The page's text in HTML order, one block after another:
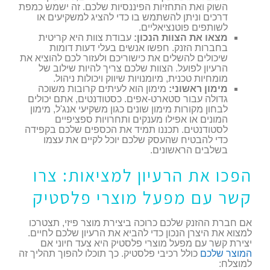
השוק ואת התחזיות הפיננסיות שלכם. זה ישמש כמפת
דרכים וניתן להשתמש בו כדי להציג למשקיעים או
לשותפים פוטנציאליים.
מצאו את הצוות הנכון: עבודת צוות היא קריטית
בחברות הזנק. חפשו אנשים בעלי דעות דומות
שיכולים להשלים את כישוריכם ולעזור לכם להוציא את
הרעיון לפועל. הצוות שלכם צריך להיות שילוב של
מומחיות טכנית, מיומנויות שיווק ויכולות ניהול.
מימון ראשוני: מימון הוא לעיתים קרובות משוכה
גדולה עבור סטארט-אפים. כסטודנטים, אתם יכולים
לבחון מקורות מימון שונים כגון משקיעי אנג'ל, מימון
המונים או אפילו מענקים ותחרויות ספציפיים
לסטודנטים. תכננו תמיד את הכספים שלכם בקפידה
כדי להבטיח שהעסק שלכם יוכל לקיים את עצמו
בשלבים הראשונים.
הפכו את הרעיון למציאות: צרו
קשר עם מפעל מוצרי פלסטיק
אם חברת ההזנק שלכם כרוכה ביצירת מוצר פיזי, תצטרכו
למצוא את היצרן הנכון כדי להביא את הרעיון שלכם לחיים.
יצירת קשר עם מפעל מוצרי פלסטיק היא צעד חיוני אם
המוצר שלכם כולל רכיבי פלסטיק. כך תוכלו להפוך תהליך זה
למוצלח: